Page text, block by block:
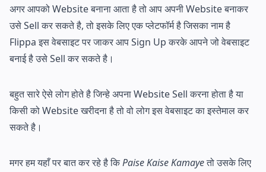
अगर आपको Website बनाना आता है तो आप अपनी Website बनाकर
उसे Sell कर सकते है, तो इसके लिए एक प्लेटफॉर्म है जिसका नाम है
Flippa इस वेबसाइट पर जाकर आप Sign Up करके आपने जो वेबसाइट
बनाई है उसे Sell कर सकते है।
बहुत सारे ऐसे लोग होते है जिन्हे अपना Website Sell करना होता है या
किसी को Website खरीदना है तो वो लोग इस वेबसाइट का इस्तेमाल कर
सकते है।
मगर हम यहाँ पर बात कर रहे है किPaise Kaise Kamayeतो उसके लिए